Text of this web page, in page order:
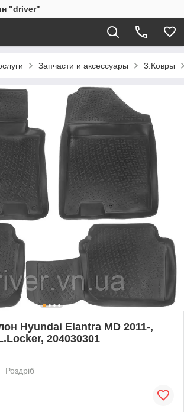
"driver"
Запчасти и аксессуары 3.Ковры
Hyundai Elantra MD 2011-,
204030301
Роздріб